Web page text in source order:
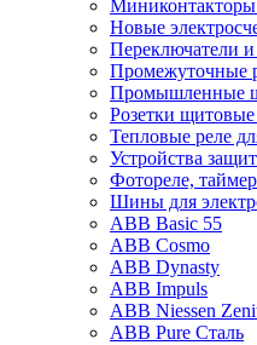
Новые
Переключатели
Промежуточные
Промышленные
Розетки
Тепловые реле
Устройства
Фотореле,
Шины для
ABB Basic 55
ABB Cosmo
ABB Dynasty
ABB Impuls
ABB Niessen
ABB Pure Сталь